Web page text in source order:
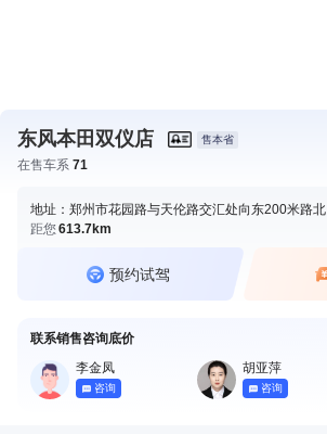
东风本田双仪店 售本省
在售车系 71
地址：郑州市花园路与天伦路交汇处向东200米路北
距您613.7km
预约试驾
联系销售咨询底价
李金凤
咨询
胡亚萍
咨询